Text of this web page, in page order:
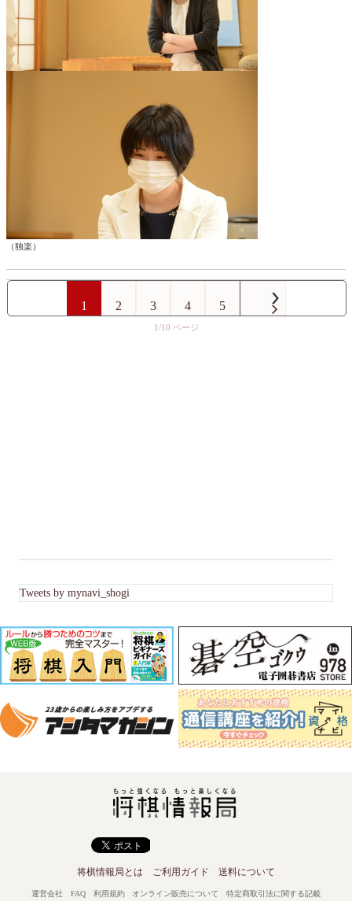
（独楽）
1/10
1 2 3 4 5
Tweets by mynavi_shogi
将棋情報局とは ご利用ガイド 送料について
運営会社 FAQ 利用規約 オンライン販売について
特定商取引法に関する記載